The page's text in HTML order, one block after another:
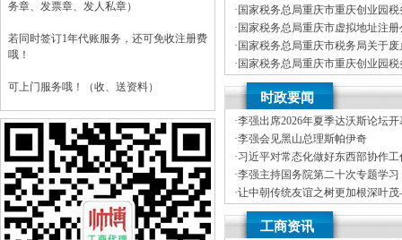
务章、发票章、发人私章）
若同时签订1年代账服务，还可免收注册费
哦！
可上门服务哦！（收、送资料）
可加急服务哦！（最快可1工作日）
可代理开银行账户！（我们有长期合作的
银行，可免银行年费用）
咨询热线：023-63653351/63653355、
13320337068、13368080804，一通电话，
优惠多多！
C.代办重庆个体营业执照新设立
D.重庆进出口权代办（新设立、
E.协助一般纳税人申请
F.内资公司税务代理（新公司税
G.代理商标注册（设计及申请）
H.注册香港公司
I.内资公司重庆分公司新设立、变
J.外资重庆代表处新设立、变更
K.企业网站设计、制作
L.空间域名申请变更J.外资重庆代
经营效率，变更、财税咨询有限公
伍，竭诚为客户提供上门签约服务
有规范的代理合同及保密制度、
靠I.内资公司地址挂靠重庆分公司
（新公司地址挂靠税务报到、
车行业纳税人征收管理方式的公司
· 国家税务总局重庆市重庆创业园税
开招聘事业单位工作人员体检公告
· 国家税务总局重庆市虚拟地址注册
年度拟录用公务员公示公告（第一
· 国家税务总局重庆市税务局关于
局重庆市税务局关于发布修订后的
· 国家税务总局重庆市重庆创业园税
开招聘事业单位工作人员笔试公告
国家税务总局重庆市税务局关于
税商店名单和“即买即退”商店名单
时政要闻
·李强出席2026年夏季达沃斯论坛
·李强会见黑山总理斯帕伊奇
·习近平对常态化做好东西部协作
·李强主持国务院第二十次专题学习
·让中朝传统友谊之树更加根深叶
记对朝鲜进行国事访问纪实
李强主持召开国务院常务会议
工商资讯